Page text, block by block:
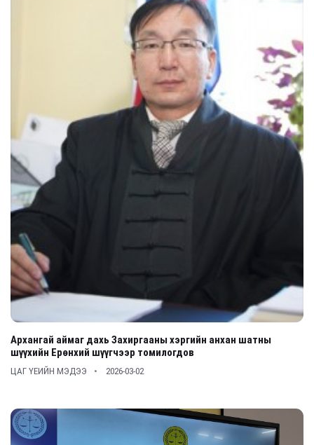
Архангай аймаг дахь Захиргааны хэргийн анхан шатны
шүүхийн Ерөнхий шүүгчээр томилогдов
ЦАГ ҮЕИЙН МЭДЭЭ 2026-03-02